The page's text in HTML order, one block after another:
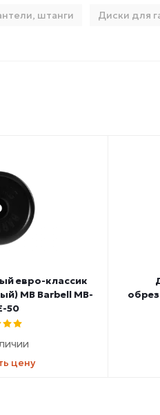
штанги Диски для
евро-классик
MB Barbell MB-
50
цену